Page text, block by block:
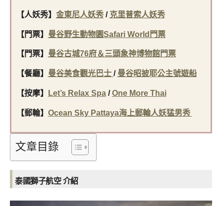
【人妖秀】 金東尼人妖秀/ 克里普索人妖秀
【門票】 曼谷野生動物園Safari World門票
【門票】 曼谷古城76府＆三頭象神博物館門票
【餐廳】 曼谷美食觀光巴士 / 曼谷昭披耶公主號遊船
【按摩】 Let’s Relax Spa/One More Thai
【郵輪】 Ocean Sky Pattaya海上郵輪人妖猛男秀
文章目錄
泰國獅子航空 介紹